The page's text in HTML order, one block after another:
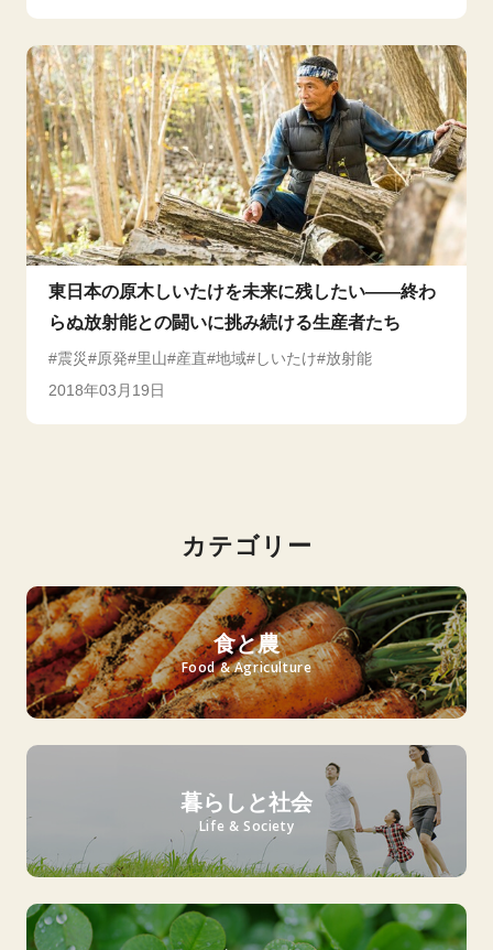
東日本の原木しいたけを未来に残したい――終わ
らぬ放射能との闘いに挑み続ける生産者たち
震災 原発 里山 産直 地域 しいたけ
放射能
2018年03月19日
カテゴリー
食と農
Food & Agriculture
暮らしと社会
Life & Society